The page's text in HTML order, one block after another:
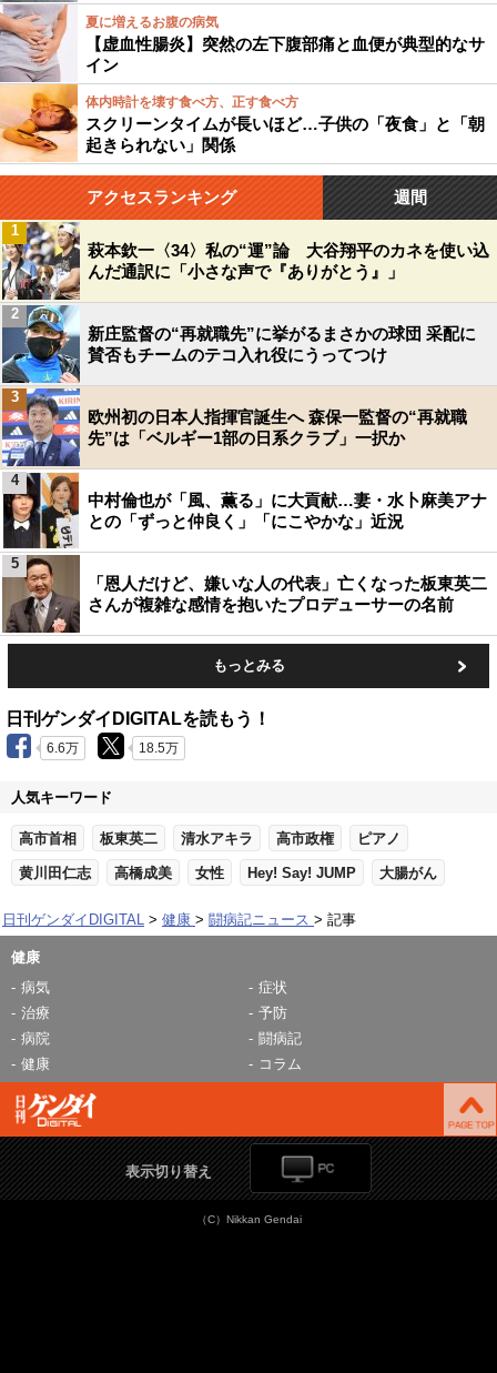
夏に増えるお腹の病気
【虚血性腸炎】突然の左下腹部痛と血便が典型的なサ
イン
体内時計を壊す食べ方、正す食べ方
スクリーンタイムが長いほど…子供の「夜食」と「朝
起きられない」関係
アクセスランキング 週間
萩本欽一〈34〉私の“運”論 大谷翔平のカネを使い込
んだ通訳に「小さな声で『ありがとう』」
1
新庄監督の“再就職先”に挙がるまさかの球団 采配に
賛否もチームのテコ入れ役にうってつけ
2
欧州初の日本人指揮官誕生へ 森保一監督の“再就職
先”は「ベルギー1部の日系クラブ」一択か
3
中村倫也が「風、薫る」に大貢献…妻・水卜麻美アナ
との「ずっと仲良く」「にこやかな」近況
4
「恩人だけど、嫌いな人の代表」亡くなった板東英二
さんが複雑な感情を抱いたプロデューサーの名前
5
もっとみる
日刊ゲンダイDIGITALを読もう！
6.6万 18.5万
人気キーワード
高市首相 板東英二 清水アキラ 高市政権 ピアノ
黄川田仁志 高橋成美 女性 Hey! Say! JUMP 大腸がん
日刊ゲンダイDIGITAL 健康 闘病記ニュース 記事
健康
病気
症状
治療
予防
病院
闘病記
健康
コラム
表示切り替え
（C）Nikkan Gendai